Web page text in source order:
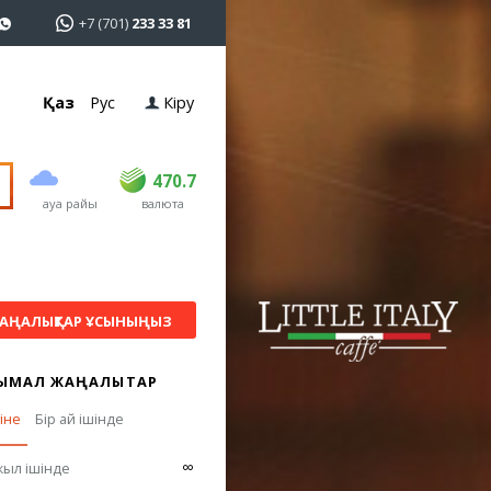
+7 (701) 233 33 81
Қаз Рус Кіру
ауа райы
470.7
USD 468.5 470.7
EUR валюта
ҰСЫНЫҢЫЗ
ЖАҢАЛЫҚТАР
Бір ай ішінде
ішінде ∞